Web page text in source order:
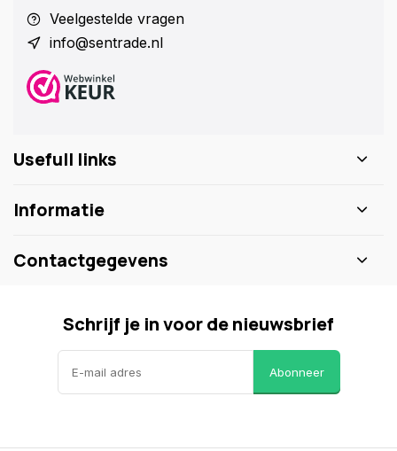
Veelgestelde vragen
info@sentrade.nl
Usefull links
Informatie
Contactgegevens
Schrijf je in voor de nieuwsbrief
Abonneer